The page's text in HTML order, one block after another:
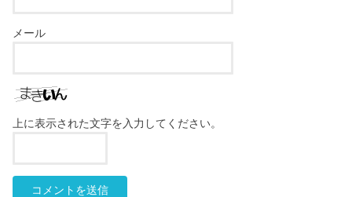
メール
上に表示された文字を入力してください。